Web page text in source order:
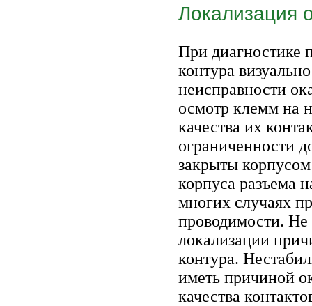
Локализация
При диагностике
контура
неисправности
осмотр клемм на
качества их
ограниченности
закрыты
корпуса разъема
многих случаях
проводимости. Не
локализации
контура.
иметь причиной
качества